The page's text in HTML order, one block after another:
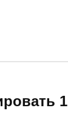
1